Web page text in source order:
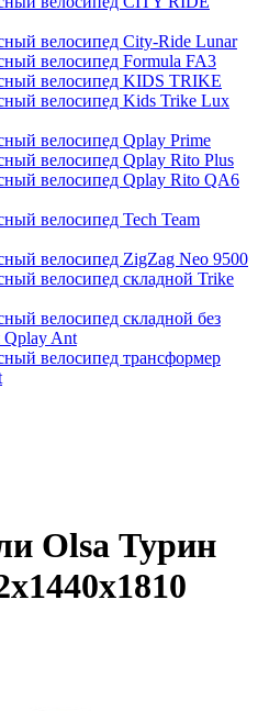
велосипед City-Ride Lunar
велосипед Formula FA3
велосипед KIDS TRIKE
велосипед Kids Trike Lux
велосипед Qplay Prime
велосипед Qplay Rito Plus
велосипед Qplay Rito QA6
велосипед Tech Team
велосипед ZigZag Neo 9500
велосипед складной Trike
велосипед складной без
Qplay Ant
велосипед трансформер
Olsa Турин